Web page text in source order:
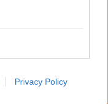
Privacy Policy